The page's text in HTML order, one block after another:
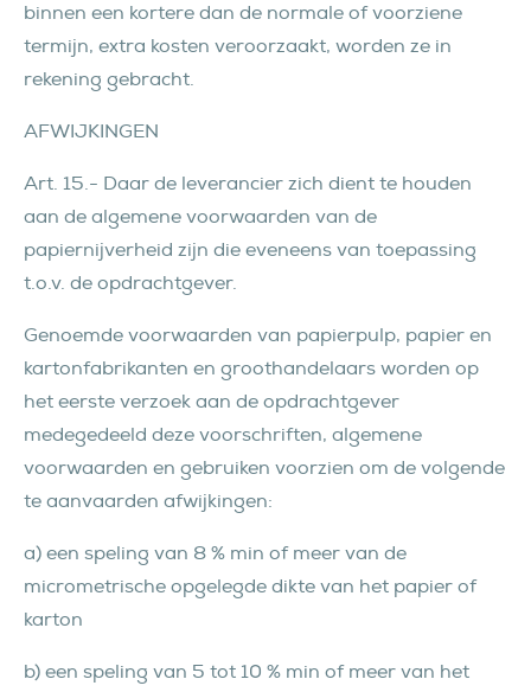
binnen een kortere dan de normale of voorziene
termijn, extra kosten veroorzaakt, worden ze in
rekening gebracht.
AFWIJKINGEN
Art. 15.- Daar de leverancier zich dient te houden
aan de algemene voorwaarden van de
papiernijverheid zijn die eveneens van toepassing
t.o.v. de opdrachtgever.
Genoemde voorwaarden van papierpulp, papier en
kartonfabrikanten en groothandelaars worden op
het eerste verzoek aan de opdrachtgever
medegedeeld deze voorschriften, algemene
voorwaarden en gebruiken voorzien om de volgende
te aanvaarden afwijkingen:
a) een speling van 8 % min of meer van de
micrometrische opgelegde dikte van het papier of
karton
b) een speling van 5 tot 10 % min of meer van het